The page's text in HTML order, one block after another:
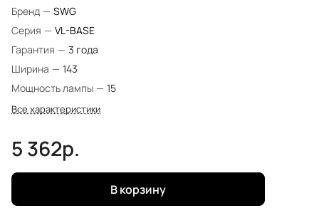
Бренд — SWG
Серия — VL-BASE
Гарантия — 3 года
Ширина — 143
Мощность лампы — 15
Все характеристики
5 362р.
В корзину